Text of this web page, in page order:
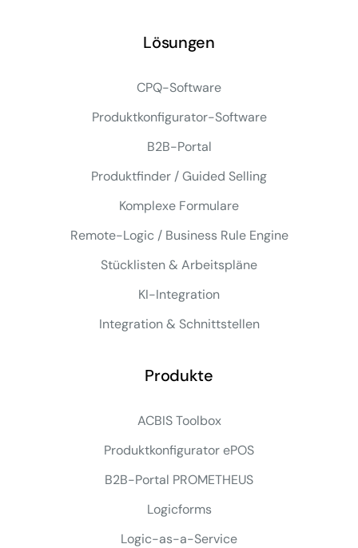
Lösungen
CPQ-Software
Produktkonfigurator-Software
B2B-Portal
Produktfinder / Guided Selling
Komplexe Formulare
Remote-Logic / Business Rule Engine
Stücklisten & Arbeitspläne
KI-Integration
Integration & Schnittstellen
Produkte
ACBIS Toolbox
Produktkonfigurator ePOS
B2B-Portal PROMETHEUS
Logicforms
Logic-as-a-Service